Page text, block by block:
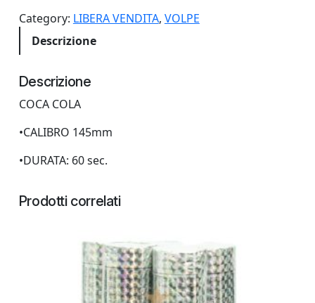
Category: LIBERA VENDITA, VOLPE
Descrizione
Descrizione
COCA COLA
•CALIBRO 145mm
•DURATA: 60 sec.
Prodotti correlati